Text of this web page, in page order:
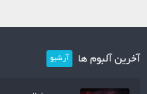
آخرین آلبوم ها آرشیو